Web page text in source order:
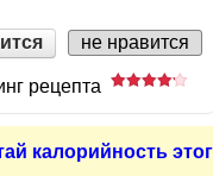
не нравится
рецепта
калорийность